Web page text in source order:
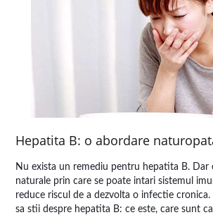
Hepatita B: o abordare
Nu exista un remediu pentru hepatita B. Dar
naturale prin care se poate intari sistemul
reduce riscul de a dezvolta o infectie
sa stii despre hepatita B: ce este, care sunt